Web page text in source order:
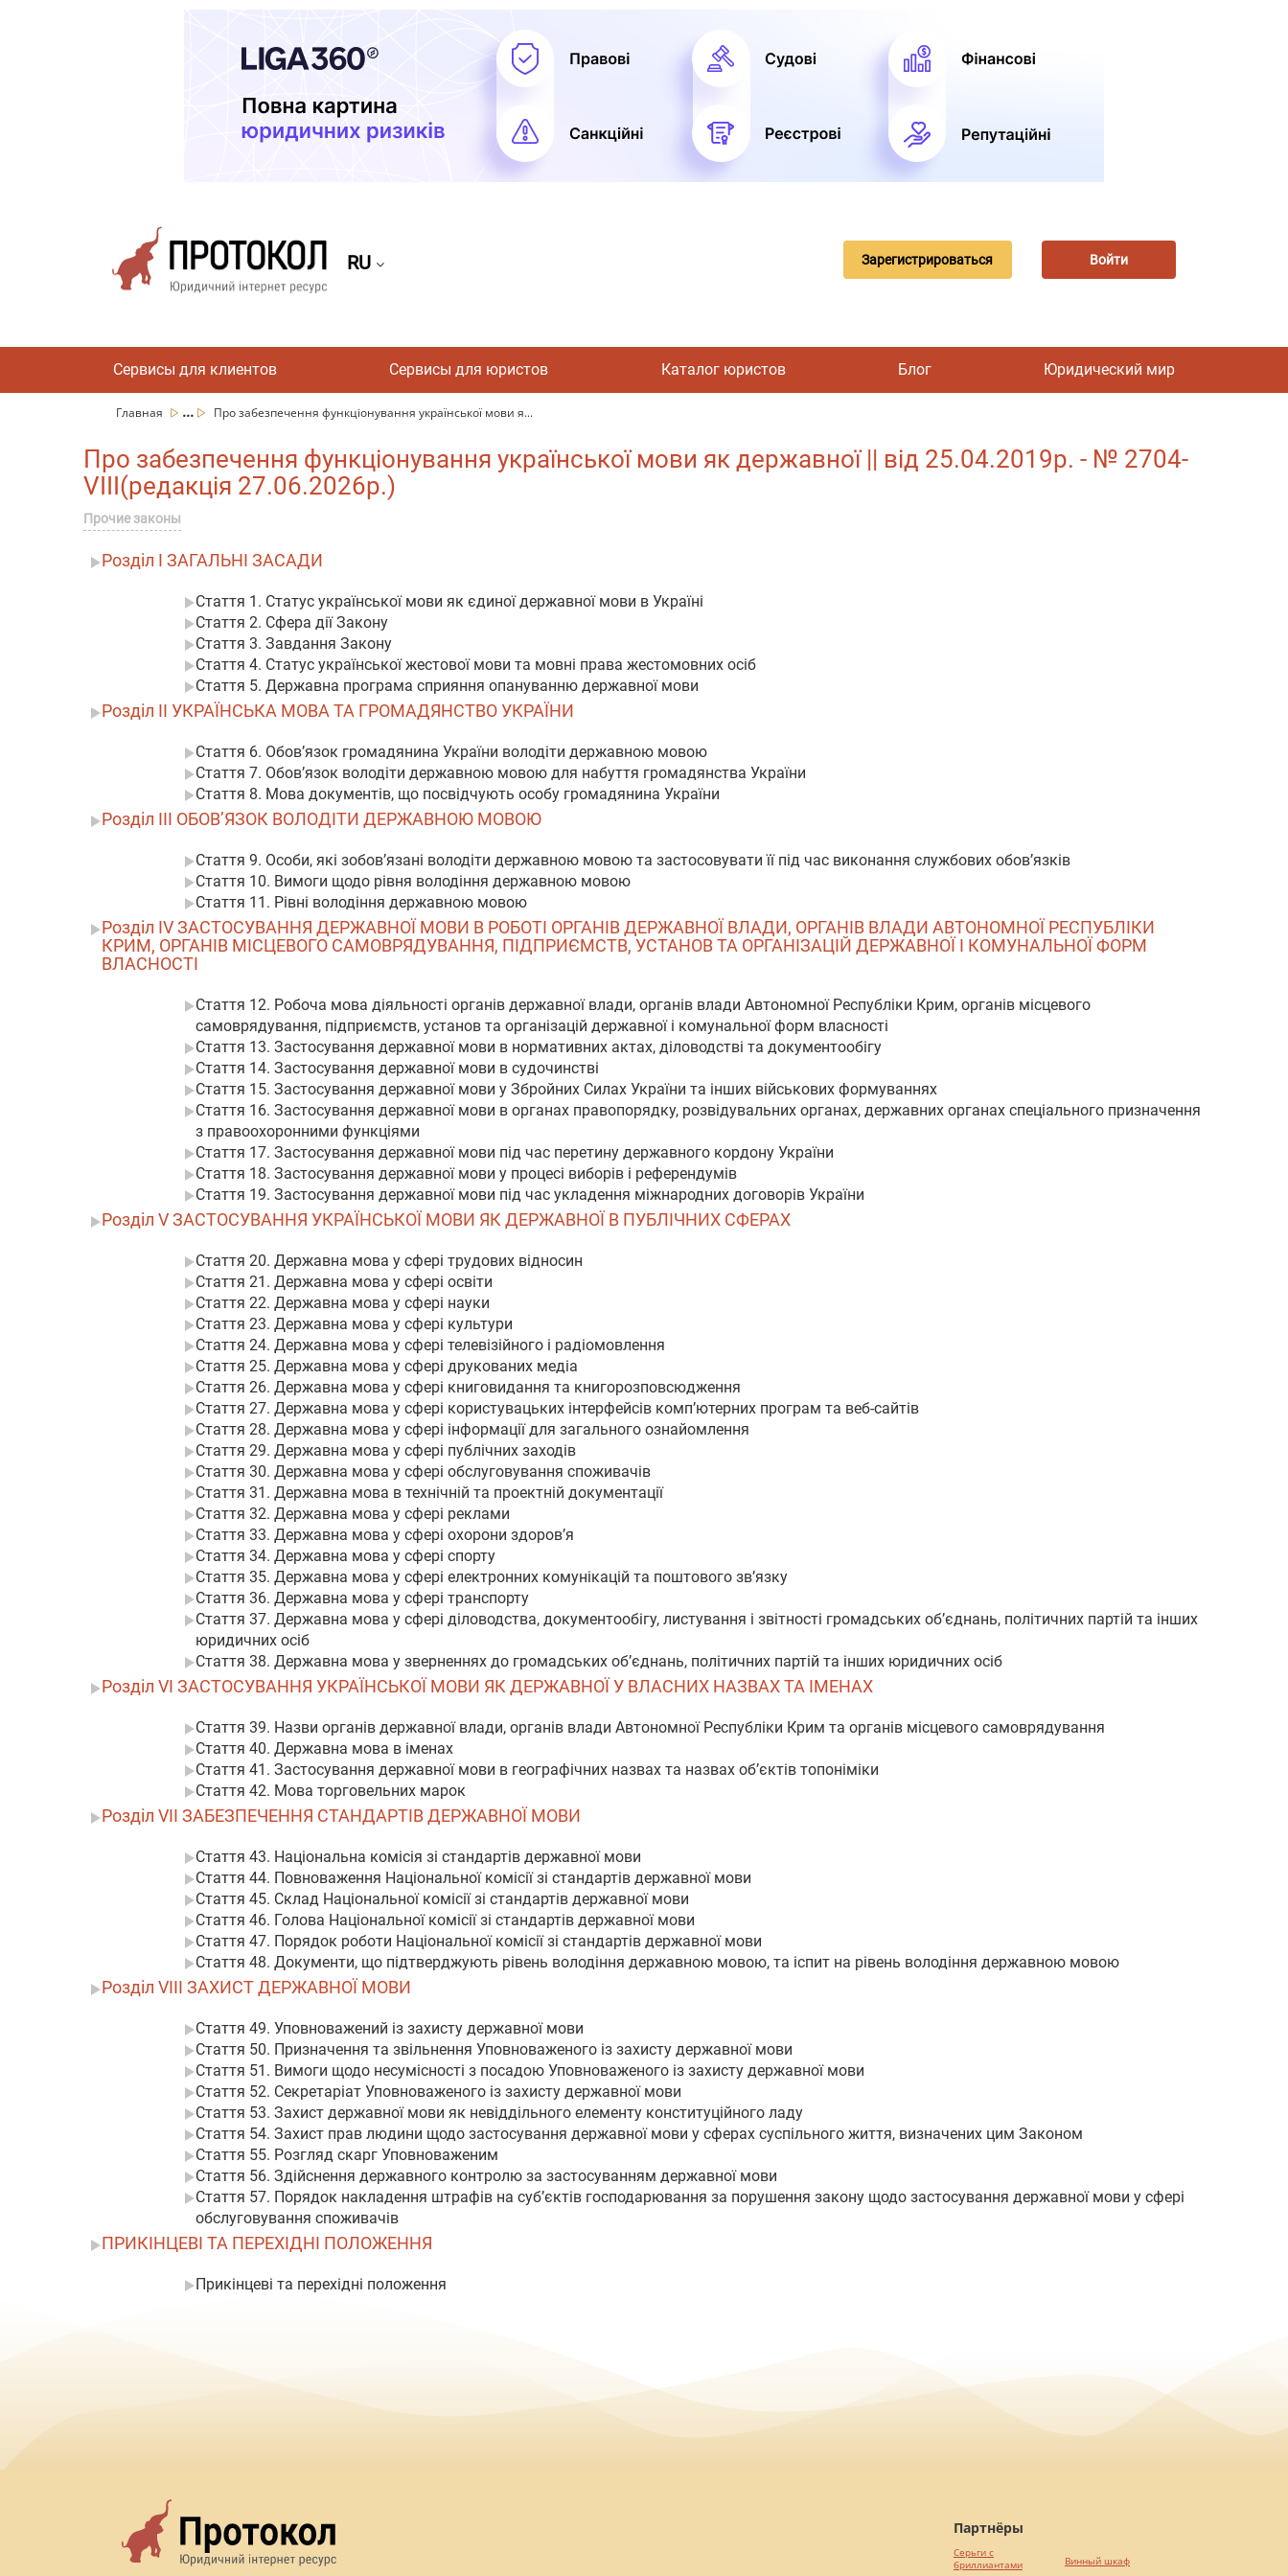
RU Зарегистрироваться Войти
Сервисы для клиентов Сервисы для юристов Каталог юристов Блог Юридический мир
Главная ... Про забезпечення функціонування української мови я...
Про забезпечення функціонування української мови як державної || від 25.04.2019р. - № 2704-
VIII(редакція 27.06.2026р.)
Прочие законы
Розділ I ЗАГАЛЬНІ ЗАСАДИ
Стаття 1. Статус української мови як єдиної державної мови в Україні
Стаття 2. Сфера дії Закону
Стаття 3. Завдання Закону
Стаття 4. Статус української жестової мови та мовні права жестомовних осіб
Стаття 5. Державна програма сприяння опануванню державної мови
Розділ II УКРАЇНСЬКА МОВА ТА ГРОМАДЯНСТВО УКРАЇНИ
Стаття 6. Обов’язок громадянина України володіти державною мовою
Стаття 7. Обов’язок володіти державною мовою для набуття громадянства України
Стаття 8. Мова документів, що посвідчують особу громадянина України
Розділ III ОБОВ’ЯЗОК ВОЛОДІТИ ДЕРЖАВНОЮ МОВОЮ
Стаття 9. Особи, які зобов’язані володіти державною мовою та застосовувати її під час виконання службових обов’язків
Стаття 10. Вимоги щодо рівня володіння державною мовою
Стаття 11. Рівні володіння державною мовою
Розділ IV ЗАСТОСУВАННЯ ДЕРЖАВНОЇ МОВИ В РОБОТІ ОРГАНІВ ДЕРЖАВНОЇ ВЛАДИ, ОРГАНІВ ВЛАДИ АВТОНОМНОЇ РЕСПУБЛІКИ
КРИМ, ОРГАНІВ МІСЦЕВОГО САМОВРЯДУВАННЯ, ПІДПРИЄМСТВ, УСТАНОВ ТА ОРГАНІЗАЦІЙ ДЕРЖАВНОЇ І КОМУНАЛЬНОЇ ФОРМ
ВЛАСНОСТІ
Стаття 12. Робоча мова діяльності органів державної влади, органів влади Автономної Республіки Крим, органів місцевого
самоврядування, підприємств, установ та організацій державної і комунальної форм власності
Стаття 13. Застосування державної мови в нормативних актах, діловодстві та документообігу
Стаття 14. Застосування державної мови в судочинстві
Стаття 15. Застосування державної мови у Збройних Силах України та інших військових формуваннях
Стаття 16. Застосування державної мови в органах правопорядку, розвідувальних органах, державних органах спеціального призначення
з правоохоронними функціями
Стаття 17. Застосування державної мови під час перетину державного кордону України
Стаття 18. Застосування державної мови у процесі виборів і референдумів
Стаття 19. Застосування державної мови під час укладення міжнародних договорів України
Розділ V ЗАСТОСУВАННЯ УКРАЇНСЬКОЇ МОВИ ЯК ДЕРЖАВНОЇ В ПУБЛІЧНИХ СФЕРАХ
Стаття 20. Державна мова у сфері трудових відносин
Стаття 21. Державна мова у сфері освіти
Стаття 22. Державна мова у сфері науки
Стаття 23. Державна мова у сфері культури
Стаття 24. Державна мова у сфері телевізійного і радіомовлення
Стаття 25. Державна мова у сфері друкованих медіа
Стаття 26. Державна мова у сфері книговидання та книгорозповсюдження
Стаття 27. Державна мова у сфері користувацьких інтерфейсів комп’ютерних програм та веб-сайтів
Стаття 28. Державна мова у сфері інформації для загального ознайомлення
Стаття 29. Державна мова у сфері публічних заходів
Стаття 30. Державна мова у сфері обслуговування споживачів
Стаття 31. Державна мова в технічній та проектній документації
Стаття 32. Державна мова у сфері реклами
Стаття 33. Державна мова у сфері охорони здоров’я
Стаття 34. Державна мова у сфері спорту
Стаття 35. Державна мова у сфері електронних комунікацій та поштового зв’язку
Стаття 36. Державна мова у сфері транспорту
Стаття 37. Державна мова у сфері діловодства, документообігу, листування і звітності громадських об’єднань, політичних партій та інших
юридичних осіб
Стаття 38. Державна мова у зверненнях до громадських об’єднань, політичних партій та інших юридичних осіб
Розділ VI ЗАСТОСУВАННЯ УКРАЇНСЬКОЇ МОВИ ЯК ДЕРЖАВНОЇ У ВЛАСНИХ НАЗВАХ ТА ІМЕНАХ
Стаття 39. Назви органів державної влади, органів влади Автономної Республіки Крим та органів місцевого самоврядування
Стаття 40. Державна мова в іменах
Стаття 41. Застосування державної мови в географічних назвах та назвах об’єктів топоніміки
Стаття 42. Мова торговельних марок
Розділ VII ЗАБЕЗПЕЧЕННЯ СТАНДАРТІВ ДЕРЖАВНОЇ МОВИ
Стаття 43. Національна комісія зі стандартів державної мови
Стаття 44. Повноваження Національної комісії зі стандартів державної мови
Стаття 45. Склад Національної комісії зі стандартів державної мови
Стаття 46. Голова Національної комісії зі стандартів державної мови
Стаття 47. Порядок роботи Національної комісії зі стандартів державної мови
Стаття 48. Документи, що підтверджують рівень володіння державною мовою, та іспит на рівень володіння державною мовою
Розділ VIII ЗАХИСТ ДЕРЖАВНОЇ МОВИ
Стаття 49. Уповноважений із захисту державної мови
Стаття 50. Призначення та звільнення Уповноваженого із захисту державної мови
Стаття 51. Вимоги щодо несумісності з посадою Уповноваженого із захисту державної мови
Стаття 52. Секретаріат Уповноваженого із захисту державної мови
Стаття 53. Захист державної мови як невіддільного елементу конституційного ладу
Стаття 54. Захист прав людини щодо застосування державної мови у сферах суспільного життя, визначених цим Законом
Стаття 55. Розгляд скарг Уповноваженим
Стаття 56. Здійснення державного контролю за застосуванням державної мови
Стаття 57. Порядок накладення штрафів на суб’єктів господарювання за порушення закону щодо застосування державної мови у сфері
обслуговування споживачів
ПРИКІНЦЕВІ ТА ПЕРЕХІДНІ ПОЛОЖЕННЯ
Прикінцеві та перехідні положення
Партнёры
Серьги с
бриллиантами
Винный шкаф